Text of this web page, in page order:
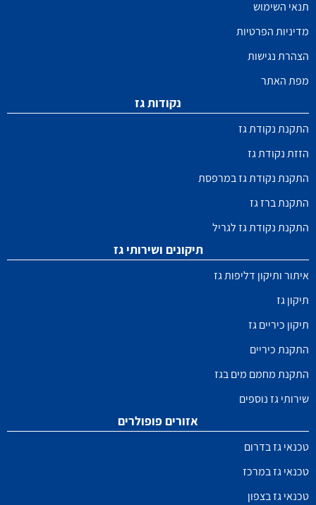
תנאי השימוש
מדיניות הפרטיות
הצהרת נגישות
מפת האתר
נקודות גז
התקנת נקודת גז
הזזת נקודת גז
התקנת נקודת גז במרפסת
התקנת ברז גז
התקנת נקודת גז לגריל
תיקונים ושירותי גז
איתור ותיקון דליפות גז
תיקון גז
תיקון כיריים גז
התקנת כיריים
התקנת מחמם מים בגז
שירותי גז נוספים
אזורים פופולרים
טכנאי גז בדרום
טכנאי גז במרכז
טכנאי גז בצפון